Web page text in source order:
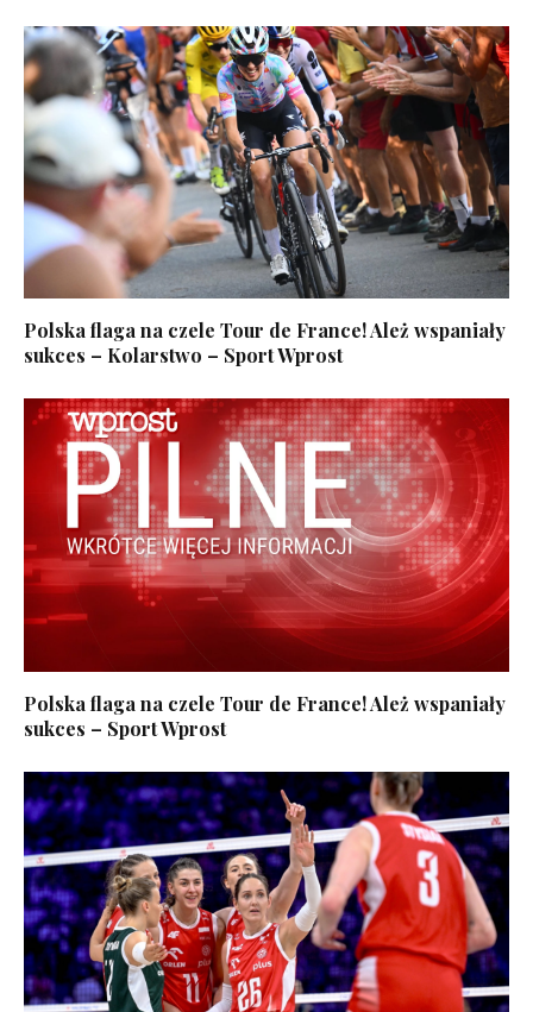
Polska flaga na czele Tour de France! Ależ wspaniały
sukces – Kolarstwo – Sport Wprost
Polska flaga na czele Tour de France! Ależ wspaniały
sukces – Sport Wprost